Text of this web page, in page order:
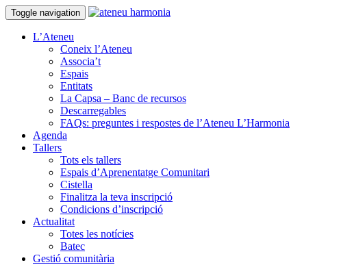
Toggle navigation
L’Ateneu
Coneix l’Ateneu
Associa’t
Espais
Entitats
La Capsa – Banc de recursos
Descarregables
FAQs: preguntes i respostes de l’Ateneu L’Harmonia
Agenda
Tallers
Tots els tallers
Espais d’Aprenentatge Comunitari
Cistella
Finalitza la teva inscripció
Condicions d’inscripció
Actualitat
Totes les notícies
Batec
Gestió comunitària